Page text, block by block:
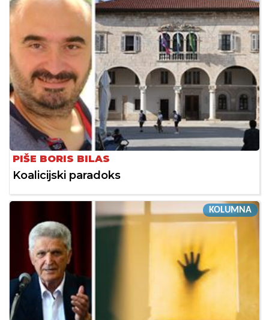
PIŠE BORIS BILAS
Koalicijski paradoks
KOLUMNA